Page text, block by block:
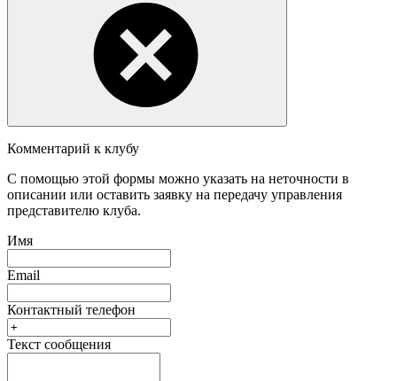
Комментарий к клубу
С помощью этой формы можно указать на неточности в
описании или оставить заявку на передачу управления
представителю клуба.
Имя
Email
Контактный телефон
Текст сообщения